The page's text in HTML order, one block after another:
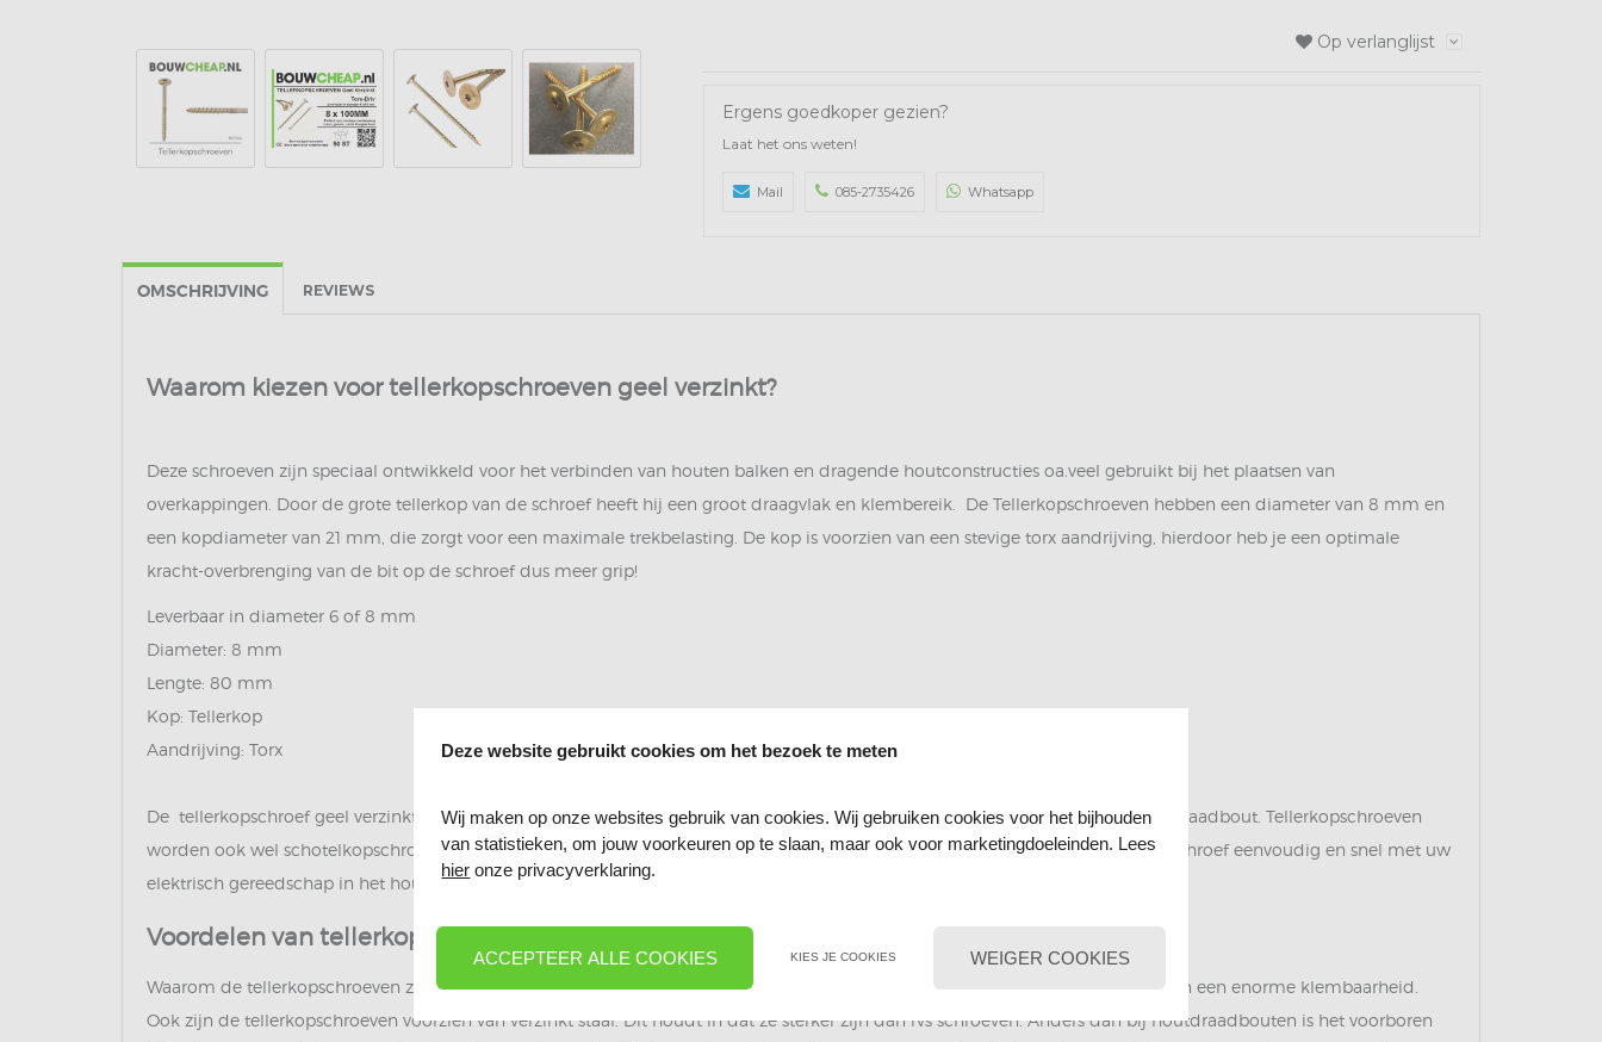
Op verlanglijst
Ergens goedkoper gezien?
Laat het ons weten!
Mail 085-2735426 Whatsapp
OMSCHRIJVING REVIEWS
Waarom kiezen voor tellerkopschroeven geel verzinkt?
Deze schroeven zijn speciaal ontwikkeld voor het verbinden van houten balken en dragende houtconstructies oa.veel gebruikt bij het plaatsen van
overkappingen. Door de grote tellerkop van de schroef heeft hij een groot draagvlak en klembereik. De Tellerkopschroeven hebben een diameter van 8 mm en
een kopdiameter van 21 mm, die zorgt voor een maximale trekbelasting. De kop is voorzien van een stevige torx aandrijving, hierdoor heb je een optimale
kracht-overbrenging van de bit op de schroef dus meer grip!
Leverbaar in diameter 6 of 8 mm
Diameter: 8 mm
Lengte: 80 mm
Kop: Tellerkop
Aandrijving: Torx
De tellerkopschroef geel verzinkt wordt veel gebruikt bij zware en stevige constructies. Het is de verbeterde versie van de houtdraadbout. Tellerkopschroeven
worden ook wel schotelkopschroeven en lenskopschroeven genoemd, beschikken over een torx aandrijving. Hierdoor kan de schroef eenvoudig en snel met uw
elektrisch gereedschap in het hout worden gedraaid.
Voordelen van tellerkopschroeven
Waarom de tellerkopschroeven zo sterk zijn heeft alles te maken met de brede tellerkop. Deze zorgt voor een groot draagvlak en een enorme klembaarheid.
Ook zijn de tellerkopschroeven voorzien van verzinkt staal. Dit houdt in dat ze sterker zijn dan rvs schroeven. Anders dan bij houtdraadbouten is het voorboren
Deze website gebruikt cookies om het bezoek te meten
Wij maken op onze websites gebruik van cookies. Wij gebruiken cookies voor het bijhouden
van statistieken, om jouw voorkeuren op te slaan, maar ook voor marketingdoeleinden. Lees
hier onze privacyverklaring.
ACCEPTEER ALLE COOKIES KIES JE COOKIES WEIGER COOKIES